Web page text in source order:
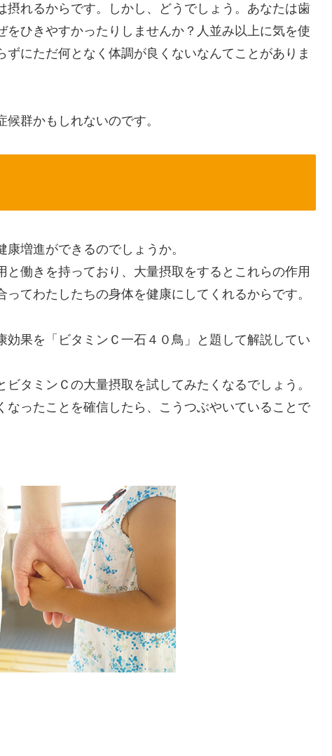
れるからです。しかし、どうでしょう。あなたは歯
ひきやすかったりしませんか？人並み以上に気を使
にただ何となく体調が良くないなんてことがありま
群かもしれないのです。
増進ができるのでしょうか。
働きを持っており、大量摂取をするとこれらの作用
てわたしたちの身体を健康にしてくれるからです。
果を「ビタミンＣ一石４０鳥」と題して解説してい
タミンＣの大量摂取を試してみたくなるでしょう。
ったことを確信したら、こうつぶやいていることで